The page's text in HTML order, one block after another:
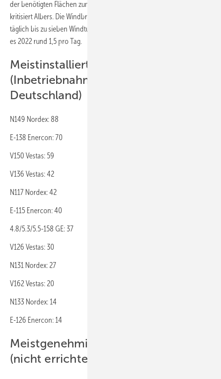
der benötigten Flächen zum Ausbau der Windkraft ausweisen müssen,
kritisiert Albers. Die Windbranche müsste gemäß ihren Berechnungen
täglich bis zu sieben Windturbinen neu errichten. Tatsächlich waren
es 2022 rund 1,5 pro Tag. W
Meist­installierte Turbinentypen
(Inbetrieb­nahmen 2022 in
Deutschland)
N149 Nordex: 88
E-138 Enercon: 70
V150 Vestas: 59
V136 Vestas: 42
N117 Nordex: 42
E-115 Enercon: 40
4.8/5.3/5.5-158 GE: 37
V126 Vestas: 30
N131 Nordex: 27
V162 Vestas: 20
N133 Nordex: 14
E-126 Enercon: 14
Meist­genehmigte Turbinentypen
(nicht errichtet)